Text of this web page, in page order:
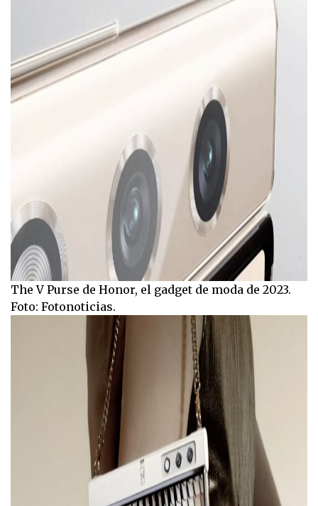
The V Purse de Honor, el gadget de moda de 2023.
Foto: Fotonoticias.